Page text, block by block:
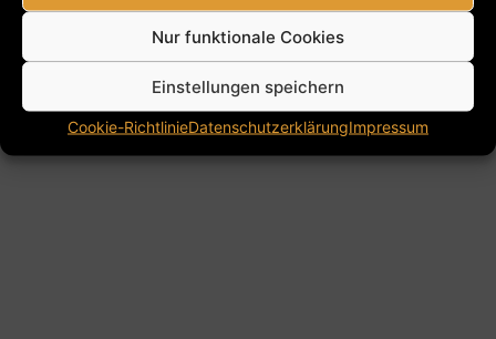
Nur funktionale Cookies
Einstellungen speichern
Cookie-RichtlinieDatenschutzerklärungImpressum